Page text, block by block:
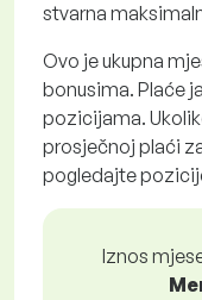
stvarna
Ovo je ukupna
bonusima. Plaće
pozicijama.
prosječnoj plaći
pogledajte
Iznos